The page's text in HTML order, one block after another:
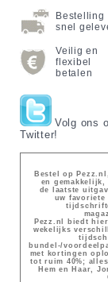
Bestelling
snel
Veilig en
flexibel
betalen
Volg ons
Twitter!
Bestel op
en gemakkelijk,
de laatste
uw favoriete
Pezz.nl biedt
wekelijks
bundel-/
met kortingen
tot ruim 40%;
Hem en Haar,